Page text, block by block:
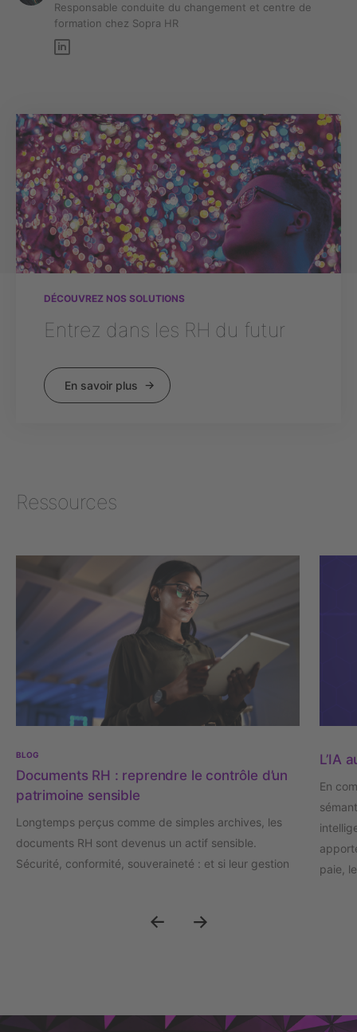
Responsable conduite du changement et centre de
formation chez Sopra HR
DÉCOUVREZ NOS SOLUTIONS
Entrez dans les RH du futur
En savoir plus
Ressources
BLOG
Documents RH : reprendre le contrôle d’un
patrimoine sensible
Longtemps perçus comme de simples archives, les
documents RH sont devenus un actif sensible.
Sécurité, conformité, souveraineté : et si leur gestion
L’IA
En
paie,